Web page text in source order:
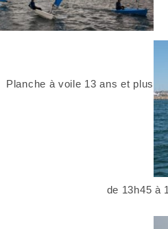
Planche à voile 13 ans et plus
de 13h45 à